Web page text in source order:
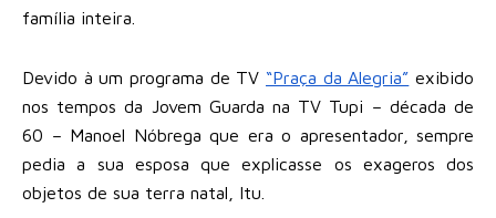
família inteira.
Devido à um programa de TV “Praça da Alegria” exibido
nos tempos da Jovem Guarda na TV Tupi – década de
60 – Manoel Nóbrega que era o apresentador, sempre
pedia a sua esposa que explicasse os exageros dos
objetos de sua terra natal, Itu.